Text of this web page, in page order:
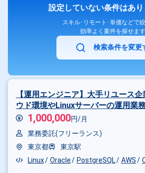
設定していない条件はあり
スキル･リモート･単価などで絞
効率よく案件を探せます
検索条件を変更
【運用エンジニア】大手リユース
ウド環境やLinuxサーバーの運用業
1,000,000円/月
業務委託(フリーランス)
東京都
東京駅
Linux
Oracle PostgreSQL AWS